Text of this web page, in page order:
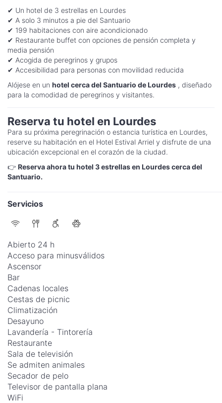
✔ Un hotel de 3 estrellas en Lourdes
✔ A solo 3 minutos a pie del Santuario
✔ 199 habitaciones con aire acondicionado
✔ Restaurante buffet con opciones de pensión completa y
media pensión
✔ Acogida de peregrinos y grupos
✔ Accesibilidad para personas con movilidad reducida
Alójese en un hotel cerca del Santuario de Lourdes , diseñado
para la comodidad de peregrinos y visitantes.
Reserva tu hotel en Lourdes
Para su próxima peregrinación o estancia turística en Lourdes,
reserve su habitación en el Hotel Estival Arriel y disfrute de una
ubicación excepcional en el corazón de la ciudad.
👉 Reserva ahora tu hotel 3 estrellas en Lourdes cerca del
Santuario.
Servicios
Abierto 24 h
Acceso para minusválidos
Ascensor
Bar
Cadenas locales
Cestas de picnic
Climatización
Desayuno
Lavandería - Tintorería
Restaurante
Sala de televisión
Se admiten animales
Secador de pelo
Televisor de pantalla plana
WiFi